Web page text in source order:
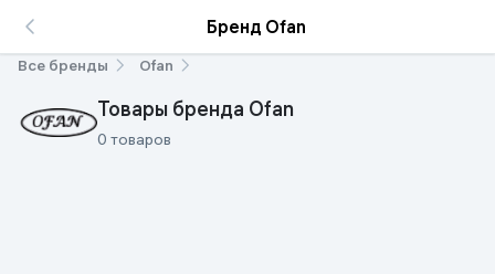
Бренд Ofan
Все бренды Ofan
Товары бренда Ofan
0 товаров